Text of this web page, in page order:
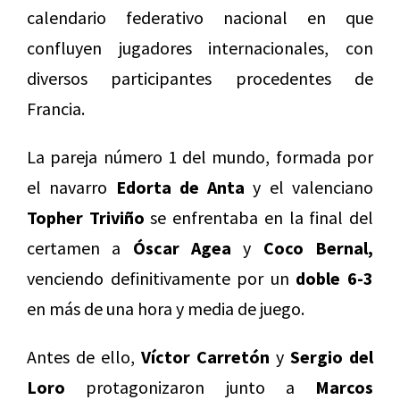
calendario federativo nacional en que
confluyen jugadores internacionales, con
diversos participantes procedentes de
Francia.
La pareja número 1 del mundo, formada por
el navarro Edorta de Anta y el valenciano
Topher Triviño se enfrentaba en la final del
certamen a Óscar Agea y Coco Bernal,
venciendo definitivamente por un doble 6-3
en más de una hora y media de juego.
Antes de ello, Víctor Carretón y Sergio del
Loro protagonizaron junto a Marcos